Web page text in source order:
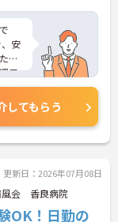
安
、
元
伝
してもらう
更新日：2026年07月08日
風会 香良病院
OK！日勤の